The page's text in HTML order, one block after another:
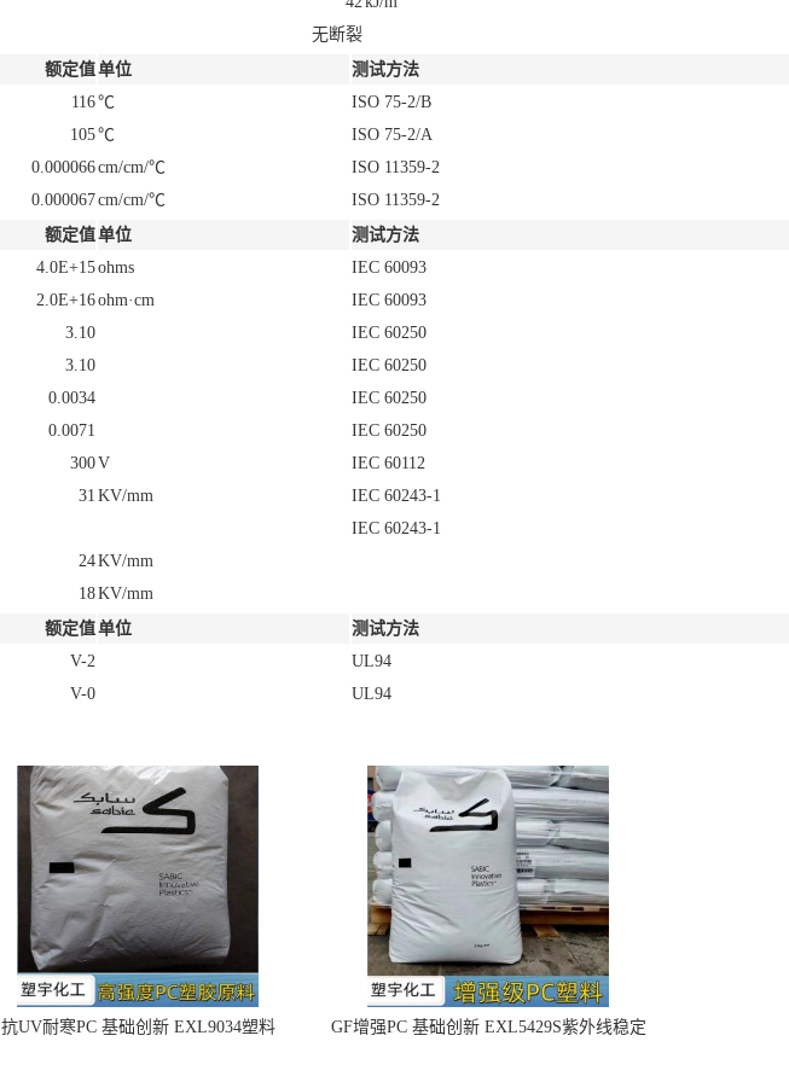
无断裂
额定值单位
测试方法
116℃
ISO 75-2/B
105℃
ISO 75-2/A
0.000066cm/cm/℃
ISO 11359-2
0.000067cm/cm/℃
ISO 11359-2
额定值单位
测试方法
4.0E+15ohms
IEC 60093
2.0E+16ohm·cm
IEC 60093
3.10
IEC 60250
3.10
IEC 60250
0.0034
IEC 60250
0.0071
IEC 60250
300V
IEC 60112
31 KV/mm
IEC 60243-1
IEC 60243-1
24KV/mm
18KV/mm
额定值单位
测试方法
V-2
UL94
V-0 UL94
抗UV耐寒PC 基础创新 EXL9034塑料
GF增强PC 基础创新 EXL5429S紫外线稳定